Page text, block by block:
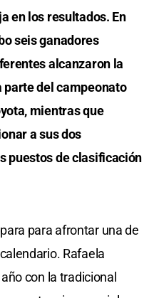
en los resultados. En
seis ganadores
alcanzaron la
parte del campeonato
mientras que
a sus dos
puestos de clasificación
para afrontar una de
Rafaela
con la tradicional